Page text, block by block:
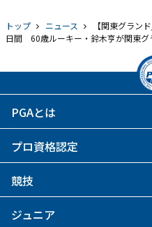
トップ ニュース
【関東グラン
日間 60歳ルーキー・鈴木亨が関東グ
PGAとは
プロ資格認定
競技
ジュニア